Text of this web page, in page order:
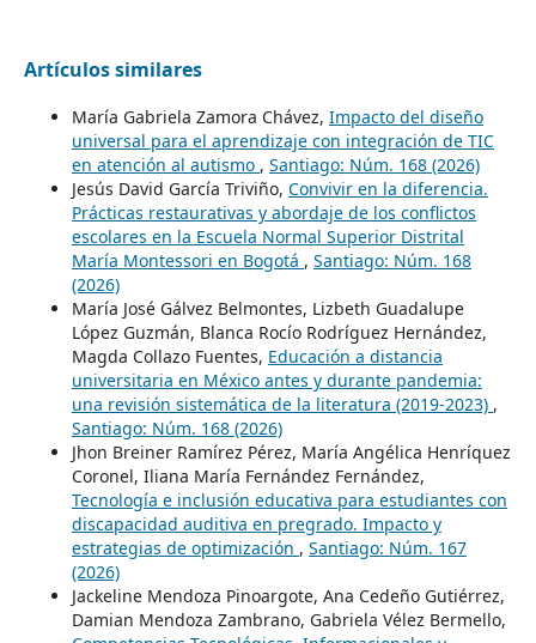
Artículos similares
María Gabriela Zamora Chávez, Impacto del diseño
universal para el aprendizaje con integración de TIC
en atención al autismo , Santiago: Núm. 168 (2026)
Jesús David García Triviño, Convivir en la diferencia.
Prácticas restaurativas y abordaje de los conflictos
escolares en la Escuela Normal Superior Distrital
María Montessori en Bogotá , Santiago: Núm. 168
(2026)
María José Gálvez Belmontes, Lizbeth Guadalupe
López Guzmán, Blanca Rocío Rodríguez Hernández,
Magda Collazo Fuentes, Educación a distancia
universitaria en México antes y durante pandemia:
una revisión sistemática de la literatura (2019-2023) ,
Santiago: Núm. 168 (2026)
Jhon Breiner Ramírez Pérez, María Angélica Henríquez
Coronel, Iliana María Fernández Fernández,
Tecnología e inclusión educativa para estudiantes con
discapacidad auditiva en pregrado. Impacto y
estrategias de optimización , Santiago: Núm. 167
(2026)
Jackeline Mendoza Pinoargote, Ana Cedeño Gutiérrez,
Damian Mendoza Zambrano, Gabriela Vélez Bermello,